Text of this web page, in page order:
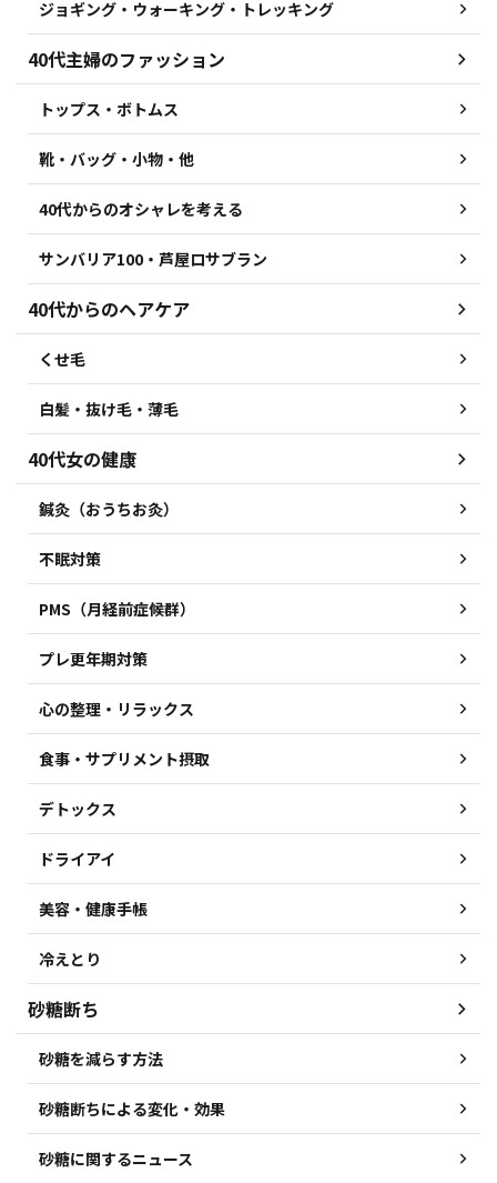
ジョギング・ウォーキング・トレッキング
40代主婦のファッション
トップス・ボトムス
靴・バッグ・小物・他
40代からのオシャレを考える
サンバリア100・芦屋ロサブラン
40代からのヘアケア
くせ毛
白髪・抜け毛・薄毛
40代女の健康
鍼灸（おうちお灸）
不眠対策
PMS（月経前症候群）
プレ更年期対策
心の整理・リラックス
食事・サプリメント摂取
デトックス
ドライアイ
美容・健康手帳
冷えとり
砂糖断ち
砂糖を減らす方法
砂糖断ちによる変化・効果
砂糖に関するニュース